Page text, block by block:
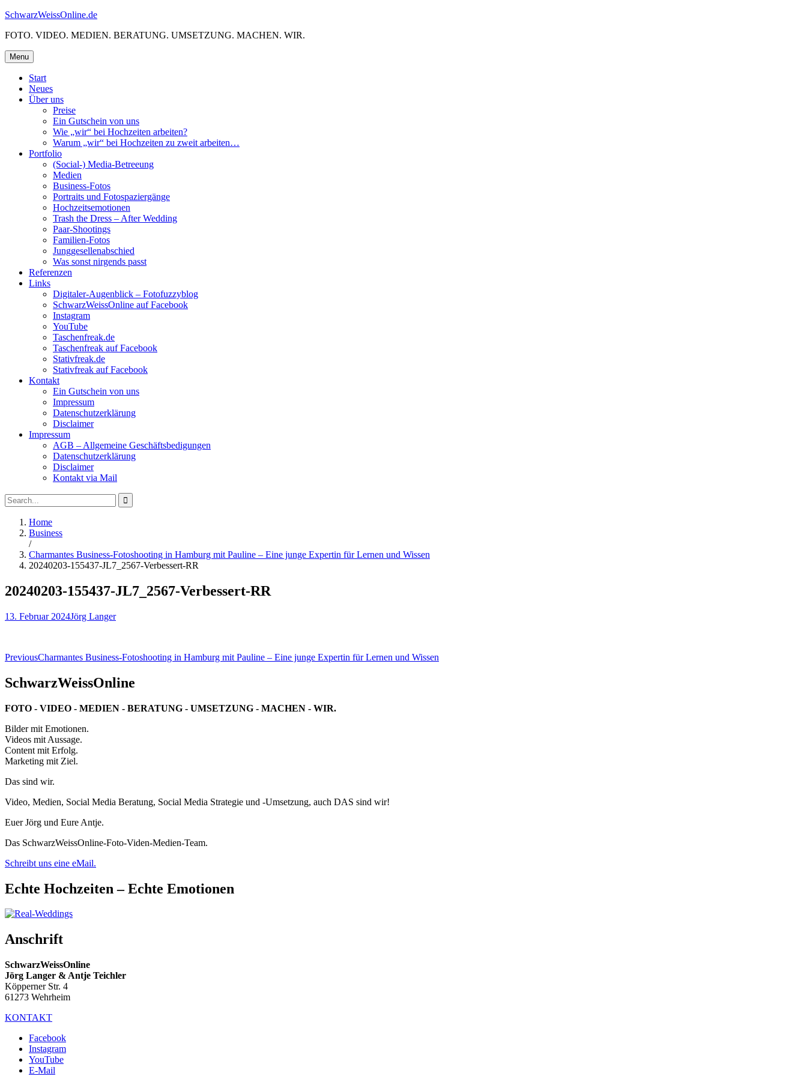
Skip
content
SchwarzWeissOnline.de
FOTO. VIDEO. MEDIEN. BERATUNG. UMSETZUNG. MACHEN. WIR.
Menu
Start
Neues
Über uns
Preise
Ein Gutschein von uns
Wie „wir“ bei Hochzeiten arbeiten?
Warum „wir“ bei Hochzeiten zu zweit arbeiten…
Portfolio
(Social-) Media-Betreeung
Medien
Business-Fotos
Portraits und Fotospaziergänge
Hochzeitsemotionen
Trash the Dress – After Wedding
Paar-Shootings
Familien-Fotos
Junggesellenabschied
Was sonst nirgends passt
Referenzen
Links
Digitaler-Augenblick – Fotofuzzyblog
SchwarzWeissOnline auf Facebook
Instagram
YouTube
Taschenfreak.de
Taschenfreak auf Facebook
Stativfreak.de
Stativfreak auf Facebook
Kontakt
Ein Gutschein von uns
Impressum
Datenschutzerklärung
Disclaimer
Impressum
AGB – Allgemeine Geschäftsbedigungen
Datenschutzerklärung
Disclaimer
Kontakt via Mail
Search
Search
for:
Home
Business
/
Charmantes Business-Fotoshooting in Hamburg mit Pauline – Eine junge Expertin für Lernen und Wissen
20240203-155437-JL7_2567-Verbessert-RR
20240203-155437-JL7_2567-Verbessert-RR
13. Februar 2024Jörg Langer
Beitragsnavigation
PreviousCharmantes Business-Fotoshooting in Hamburg mit Pauline – Eine junge Expertin für Lernen und Wissen
SchwarzWeissOnline
FOTO - VIDEO - MEDIEN - BERATUNG - UMSETZUNG - MACHEN - WIR.
Bilder mit Emotionen.
Videos mit Aussage.
Content mit Erfolg.
Marketing mit Ziel.
Das sind wir.
Video, Medien, Social Media Beratung, Social Media Strategie und -Umsetzung, auch DAS sind wir!
Euer Jörg und Eure Antje.
Das SchwarzWeissOnline-Foto-Viden-Medien-Team.
Schreibt uns eine eMail.
Echte Hochzeiten – Echte Emotionen
Anschrift
SchwarzWeissOnline
Jörg Langer & Antje Teichler
Köpperner Str. 4
61273 Wehrheim
KONTAKT
Facebook
Instagram
YouTube
E-Mail